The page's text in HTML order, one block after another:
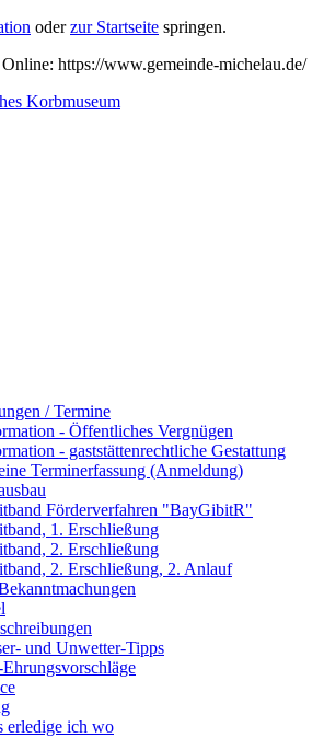
oderzur Startseite springen.
Online: https://www.gemeinde-michelau.de/
/ Termine
- Öffentliches Vergnügen
- gaststättenrechtliche Gestattung
Terminerfassung (Anmeldung)
Förderverfahren "BayGibitR"
1. Erschließung
2. Erschließung
2. Erschließung, 2. Anlauf
und Unwetter-Tipps
erledige ich wo